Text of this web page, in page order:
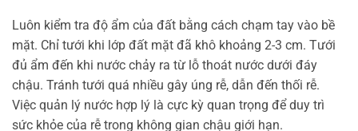
Luôn kiểm tra độ ẩm của đất bằng cách chạm tay vào bề
mặt. Chỉ tưới khi lớp đất mặt đã khô khoảng 2-3 cm. Tưới
đủ ẩm đến khi nước chảy ra từ lỗ thoát nước dưới đáy
chậu. Tránh tưới quá nhiều gây úng rễ, dẫn đến thối rễ.
Việc quản lý nước hợp lý là cực kỳ quan trọng để duy trì
sức khỏe của rễ trong không gian chậu giới hạn.